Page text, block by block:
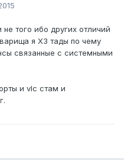
того ибо других отличий
я ХЗ тады по чему
связанные с системными
и vlc стам и